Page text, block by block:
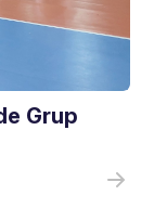
Grup